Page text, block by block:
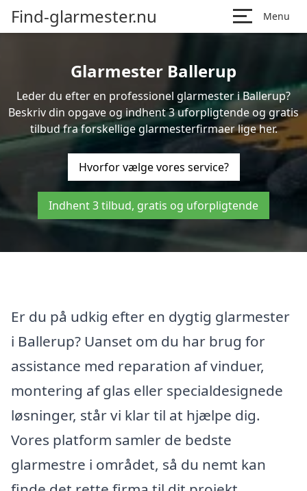
Find-glarmester.nu Menu
Glarmester Ballerup
Leder du efter en professionel glarmester i Ballerup?
Beskriv din opgave og indhent 3 uforpligtende og gratis
tilbud fra forskellige glarmesterfirmaer lige her.
Hvorfor vælge vores service?
Indhent 3 tilbud, gratis og uforpligtende
Er du på udkig efter en dygtig glarmester
i Ballerup? Uanset om du har brug for
assistance med reparation af vinduer,
montering af glas eller specialdesignede
løsninger, står vi klar til at hjælpe dig.
Vores platform samler de bedste
glarmestre i området, så du nemt kan